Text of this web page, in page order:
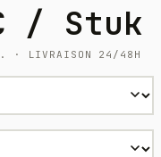
/ Stuk
· LIVRAISON 24/48H